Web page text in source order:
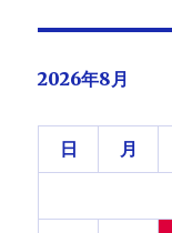
2026年8月
日 月